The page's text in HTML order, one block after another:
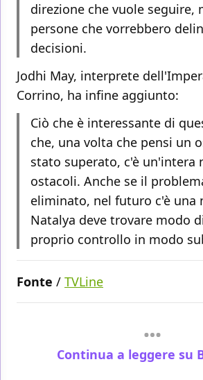
direzione che vuole seguire,
persone che vorrebbero
decisioni.
Jodhi May, interprete
Corrino, ha infine aggiunto:
Ciò che è interessante di
che, una volta che pensi un
stato superato, c'è un'intera
ostacoli. Anche se il
eliminato, nel futuro c'è una
Natalya deve trovare modo
proprio controllo in modo
Fonte / TVLine
Continua a leggere su